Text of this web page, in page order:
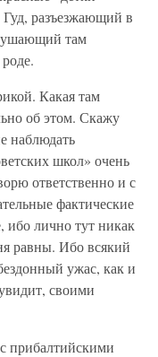
разъезжающий в
там
Какая там
об этом. Скажу
наблюдать
школ» очень
ответственно и с
фактические
ибо лично тут никак
равны. Ибо всякий
ужас, как и
своими
прибалтийскими